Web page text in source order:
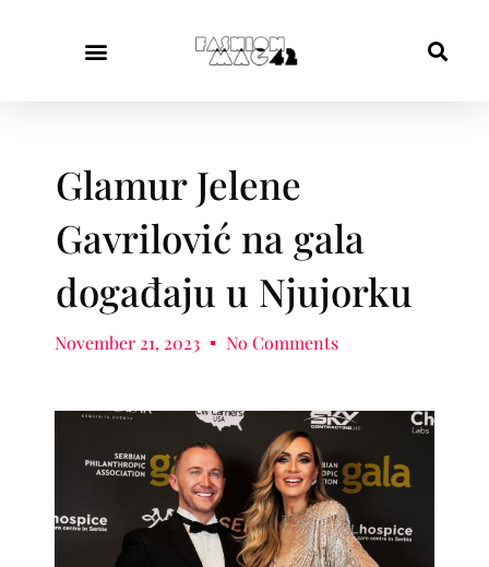
Glamur Jelene
Gavrilović na gala
događaju u Njujorku
November 21, 2023 No Comments